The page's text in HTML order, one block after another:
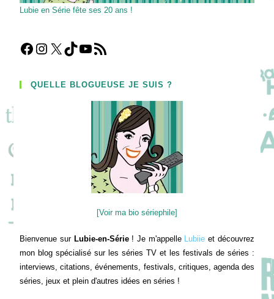
Lubie en Série fête ses 20 ans !
Facebook
Instagram
X TikTokYouTube
Flux RSS
QUELLE BLOGUEUSE JE SUIS ?
[Voir ma bio sériephile]
Bienvenue sur Lubie-en-Série! Je m'appelle Lubiie et découvrez
mon blog spécialisé sur les séries TV et les festivals de séries :
interviews, citations, événements, festivals, critiques, agenda des
séries, jeux et plein d'autres idées en séries !